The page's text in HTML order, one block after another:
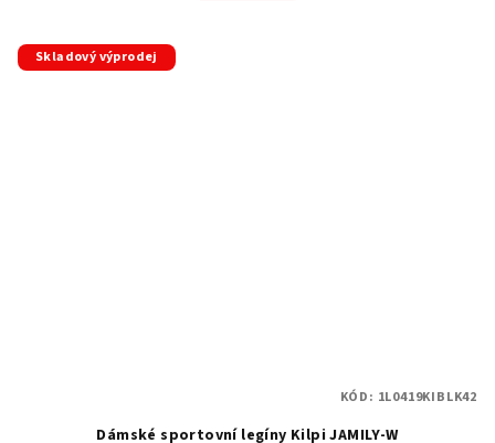
Skladový výprodej
Dámské sportovní legíny Kilpi JAMILY-W
KÓD: 1L0419KIBLK42